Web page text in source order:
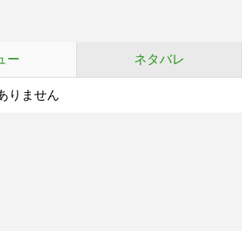
ー ネタバレ
りません